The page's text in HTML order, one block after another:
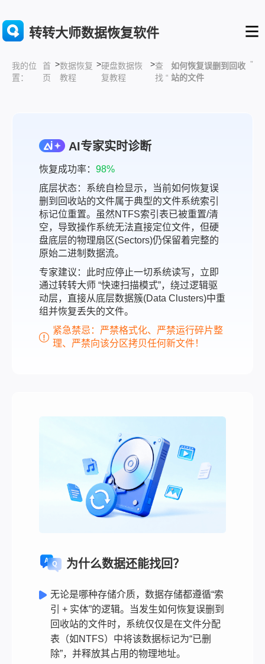
转转大师数据恢复软件
我的位
置：
首
页
>数据恢复
教程
>硬盘数据恢
复教程
>查
找 “
如何恢复误删到回收
站的文件
”
AI专家实时诊断
恢复成功率： 98%
底层状态：系统自检显示，当前如何恢复误
删到回收站的文件属于典型的文件系统索引
标记位重置。虽然NTFS索引表已被重置/清
空，导致操作系统无法直接定位文件，但硬
盘底层的物理扇区(Sectors)仍保留着完整的
原始二进制数据流。
专家建议：此时应停止一切系统读写，立即
通过转转大师 “快速扫描模式”，绕过逻辑驱
动层，直接从底层数据簇(Data Clusters)中重
组并恢复丢失的文件。
紧急禁忌：严禁格式化、严禁运行碎片整
理、严禁向该分区拷贝任何新文件！
为什么数据还能找回？
无论是哪种存储介质，数据存储都遵循“索
引 + 实体”的逻辑。当发生如何恢复误删到
回收站的文件时，系统仅仅是在文件分配
表（如NTFS）中将该数据标记为“已删
除”，并释放其占用的物理地址。